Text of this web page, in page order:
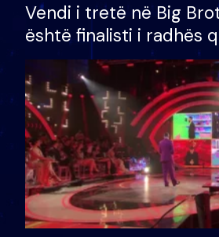
Vendi i tretë në Big
është finalisti i radhës